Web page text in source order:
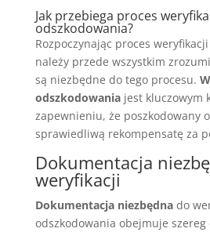
Jak przebiega proces
odszkodowania?
Rozpoczynając proces
należy przede wszystkim
są niezbędne do tego procesu.
odszkodowaniajest kluczowym
zapewnieniu, że poszkodowany
sprawiedliwą rekompensatę za
Dokumentacja
weryfikacji
Dokumentacja niezbędnado
odszkodowania obejmuje